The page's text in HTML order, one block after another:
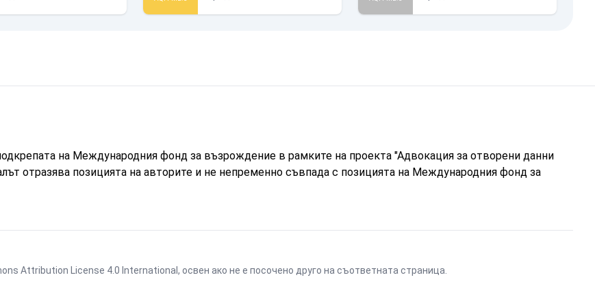
на Международния фонд за възрождение в рамките на проекта "Адвокация за отворени данни
отразява позицията на авторите и не непременно съвпада с позицията на Международния фонд за
Attribution License 4.0 International , освен ако не е посочено друго на съответната страница.